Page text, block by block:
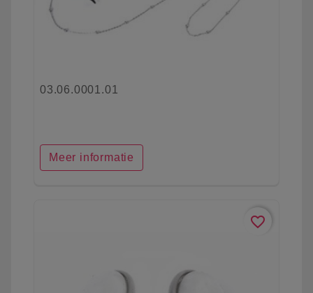
03.06.0001.01
Meer informatie
favorite_border